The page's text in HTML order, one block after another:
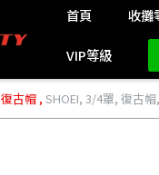
首頁 收攤
VIP等級
復古帽, SHOEI, 3/4罩, 復古帽,